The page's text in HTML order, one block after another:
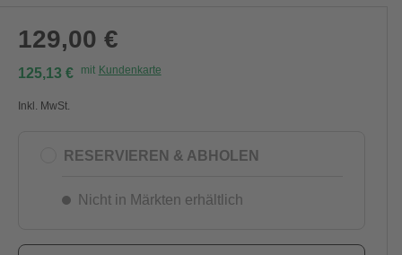
129,00 €
125,13 € mit Kundenkarte
Inkl. MwSt.
RESERVIEREN & ABHOLEN
Nicht in Märkten erhältlich